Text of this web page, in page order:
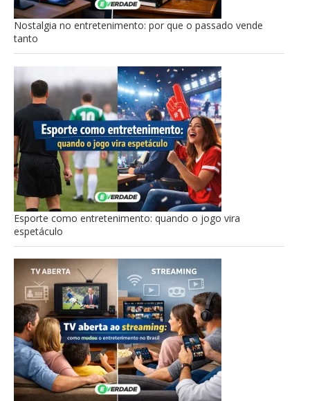
Nostalgia no entretenimento: por que o passado vende
tanto
Esporte como entretenimento: quando o jogo vira
espetáculo